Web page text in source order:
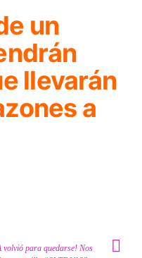
un
llevarán
a
volvió para quedarse! Nos